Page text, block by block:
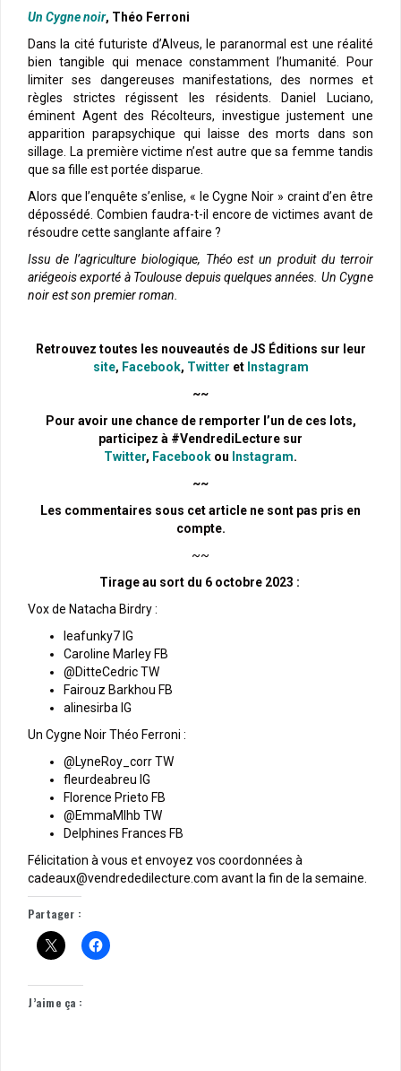
Un Cygne noir, Théo Ferroni
Dans la cité futuriste d’Alveus, le paranormal est une réalité
bien tangible qui menace constamment l’humanité. Pour
limiter ses dangereuses manifestations, des normes et
règles strictes régissent les résidents. Daniel Luciano,
éminent Agent des Récolteurs, investigue justement une
apparition parapsychique qui laisse des morts dans son
sillage. La première victime n’est autre que sa femme tandis
que sa fille est portée disparue.
Alors que l’enquête s’enlise, « le Cygne Noir » craint d’en être
dépossédé. Combien faudra-t-il encore de victimes avant de
résoudre cette sanglante affaire ?
Issu de l’agriculture biologique, Théo est un produit du terroir
ariégeois exporté à Toulouse depuis quelques années. Un Cygne
noir est son premier roman.
Retrouvez toutes les nouveautés de JS Éditions sur leur
site, Facebook, Twitter et Instagram
~~
Pour avoir une chance de remporter l’un de ces lots,
participez à #VendrediLecture sur
Twitter, Facebook ou Instagram.
~~
Les commentaires sous cet article ne sont pas pris en
compte.
~~
Tirage au sort du 6 octobre 2023 :
Vox de Natacha Birdry :
leafunky7 IG
Caroline Marley FB
@DitteCedric TW
Fairouz Barkhou FB
alinesirba IG
Un Cygne Noir Théo Ferroni :
@LyneRoy_corr TW
fleurdeabreu IG
Florence Prieto FB
@EmmaMlhb TW
Delphines Frances FB
Félicitation à vous et envoyez vos coordonnées à
cadeaux@vendrededilecture.com avant la fin de la semaine.
Partager :
J’aime ça :